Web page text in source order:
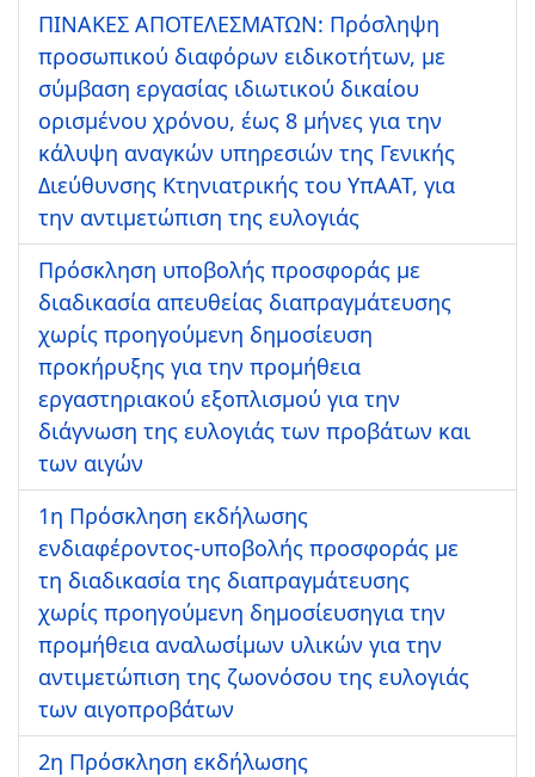
ΠΙΝΑΚΕΣ ΑΠΟΤΕΛΕΣΜΑΤΩΝ: Πρόσληψη
προσωπικού διαφόρων ειδικοτήτων, με
σύμβαση εργασίας ιδιωτικού δικαίου
ορισμένου χρόνου, έως 8 μήνες για την
κάλυψη αναγκών υπηρεσιών της Γενικής
Διεύθυνσης Κτηνιατρικής του ΥπΑΑΤ, για
την αντιμετώπιση της ευλογιάς
Πρόσκληση υποβολής προσφοράς με
διαδικασία απευθείας διαπραγμάτευσης
χωρίς προηγούμενη δημοσίευση
προκήρυξης για την προμήθεια
εργαστηριακού εξοπλισμού για την
διάγνωση της ευλογιάς των προβάτων και
των αιγών
1η Πρόσκληση εκδήλωσης
ενδιαφέροντος-υποβολής προσφοράς με
τη διαδικασία της διαπραγμάτευσης
χωρίς προηγούμενη δημοσίευσηγια την
προμήθεια αναλωσίμων υλικών για την
αντιμετώπιση της ζωονόσου της ευλογιάς
των αιγοπροβάτων
2η Πρόσκληση εκδήλωσης